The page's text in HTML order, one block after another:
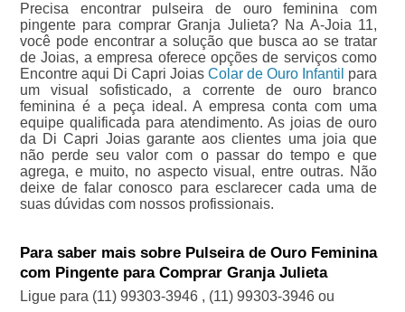
Precisa encontrar pulseira de ouro feminina com
pingente para comprar Granja Julieta? Na A-Joia 11,
você pode encontrar a solução que busca ao se tratar
de Joias, a empresa oferece opções de serviços como
Encontre aqui Di Capri JoiasColar de Ouro Infantil para
um visual sofisticado, a corrente de ouro branco
feminina é a peça ideal. A empresa conta com uma
equipe qualificada para atendimento. As joias de ouro
da Di Capri Joias garante aos clientes uma joia que
não perde seu valor com o passar do tempo e que
agrega, e muito, no aspecto visual, entre outras. Não
deixe de falar conosco para esclarecer cada uma de
suas dúvidas com nossos profissionais.
Para saber mais sobre Pulseira de Ouro Feminina
com Pingente para Comprar Granja Julieta
Ligue para (11) 99303-3946 , (11) 99303-3946 ou